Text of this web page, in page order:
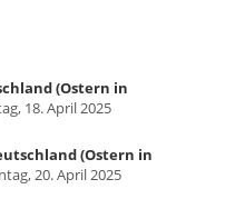
(Ostern in
18. April 2025
(Ostern in
20. April 2025